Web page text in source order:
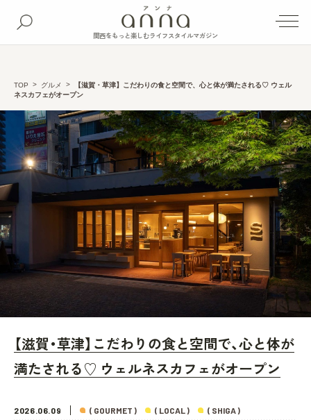
関西をもっと楽しむライフスタイルマガジン
TOP グルメ
【滋賀・草津】こだわりの食と空間で、心と体が満たされる♡ ウェル
ネスカフェがオープン
【滋賀・草津】こだわりの食と空間で、心と体が
満たされる♡ ウェルネスカフェがオープン
2026.06.09 ( GOURMET ) ( LOCAL ) ( SHIGA )